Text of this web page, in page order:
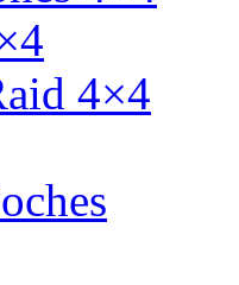
4×4